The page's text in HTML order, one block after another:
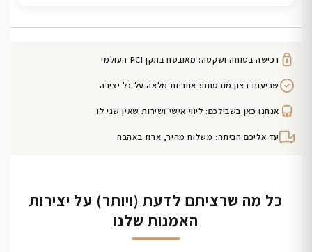
רכישה בטוחה ושקטה: מאובטח בתקן PCI העולמי
שביעות רצון מובטחת: אחריות מלאה על כל יצירה
אנחנו כאן בשבילכם: ליווי אישי ושירות שאין שני לו
עד אליכם הביתה: משלוח מהיר, ארוז באהבה
כל מה שרציתם לדעת (ויותר) על יצירות
האמנות שלנו